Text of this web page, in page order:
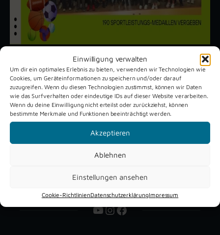
Einwilligung verwalten
Um dir ein optimales Erlebnis zu bieten, verwenden wir Technologien wie
Cookies, um Geräteinformationen zu speichern und/oder darauf
zuzugreifen. Wenn du diesen Technologien zustimmst, können wir Daten
wie das Surfverhalten oder eindeutige IDs auf dieser Website verarbeiten.
Wenn du deine Einwilligung nicht erteilst oder zurückziehst, können
bestimmte Merkmale und Funktionen beeinträchtigt werden.
Akzeptieren
Ablehnen
Einstellungen ansehen
Cookie-RichtlinienDatenschutzerklärungImpressum
Unsere aktuellen Reportagen
Schützenfest
Verne 2026
Dreckburg
YouTube
Instagram
Facebook